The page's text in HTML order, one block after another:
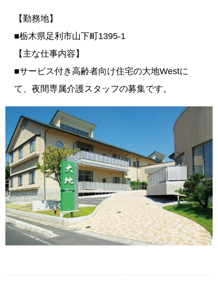
【勤務地】
■栃木県足利市山下町1395-1
【主な仕事内容】
■サービス付き高齢者向け住宅の大地Westに
て、夜間専属介護スタッフの募集です。